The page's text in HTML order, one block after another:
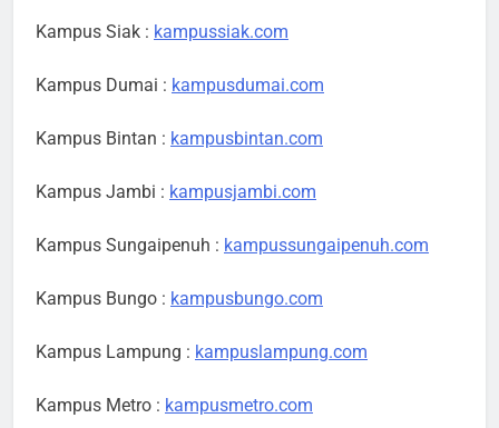
Kampus Siak : kampussiak.com
Kampus Dumai : kampusdumai.com
Kampus Bintan : kampusbintan.com
Kampus Jambi : kampusjambi.com
Kampus Sungaipenuh : kampussungaipenuh.com
Kampus Bungo : kampusbungo.com
Kampus Lampung : kampuslampung.com
Kampus Metro : kampusmetro.com